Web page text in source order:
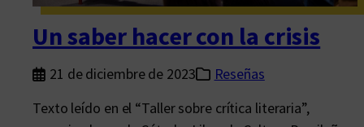
Un saber hacer con la crisis
21 de diciembre de 2023
Reseñas
Texto leído en el “Taller sobre crítica literaria”,